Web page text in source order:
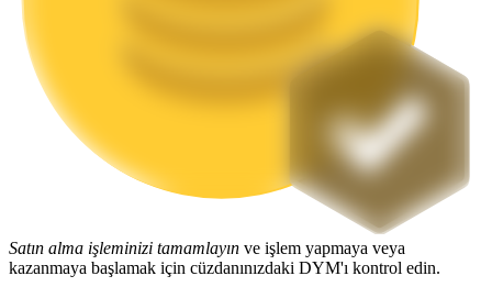
Launchpool
Popüler token'lar kazanmak için esnek staking
Satın alma işleminizi tamamlayın ve işlem yapmaya veya
kazanmaya başlamak için cüzdanınızdaki DYM'ı kontrol edin.